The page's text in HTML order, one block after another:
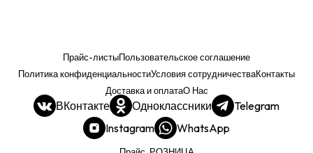
Прайс-листыПользовательское соглашение
Политика конфиденциальностиУсловия сотрудничестваКонтакты
Доставка и оплатаО Нас
ВКонтакте Одноклассники
Telegram
Instagram
WhatsApp